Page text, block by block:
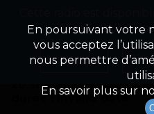
Détails De
20 septembre 2023
à
durée : Invalid date
En poursuivant votre
vous acceptez
nous permettre
En savoir plus sur
Appuyez ci-
Non merci